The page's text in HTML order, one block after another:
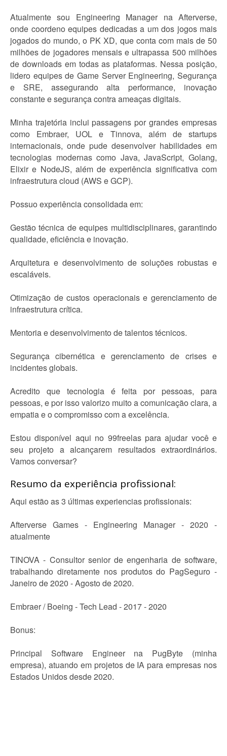
Atualmente sou Engineering Manager na Afterverse,
onde coordeno equipes dedicadas a um dos jogos mais
jogados do mundo, o PK XD, que conta com mais de 50
milhões de jogadores mensais e ultrapassa 500 milhões
de downloads em todas as plataformas. Nessa posição,
lidero equipes de Game Server Engineering, Segurança
e SRE, assegurando alta performance, inovação
constante e segurança contra ameaças digitais.
Minha trajetória inclui passagens por grandes empresas
como Embraer, UOL e Tinnova, além de startups
internacionais, onde pude desenvolver habilidades em
tecnologias modernas como Java, JavaScript, Golang,
Elixir e NodeJS, além de experiência significativa com
infraestrutura cloud (AWS e GCP).
Possuo experiência consolidada em:
Gestão técnica de equipes multidisciplinares, garantindo
qualidade, eficiência e inovação.
Arquitetura e desenvolvimento de soluções robustas e
escaláveis.
Otimização de custos operacionais e gerenciamento de
infraestrutura crítica.
Mentoria e desenvolvimento de talentos técnicos.
Segurança cibernética e gerenciamento de crises e
incidentes globais.
Acredito que tecnologia é feita por pessoas, para
pessoas, e por isso valorizo muito a comunicação clara, a
empatia e o compromisso com a excelência.
Estou disponível aqui no 99freelas para ajudar você e
seu projeto a alcançarem resultados extraordinários.
Vamos conversar?
Resumo da experiência profissional:
Aqui estão as 3 últimas experiencias profissionais:
Afterverse Games - Engineering Manager - 2020 -
atualmente
TINOVA - Consultor senior de engenharia de software,
trabalhando diretamente nos produtos do PagSeguro -
Janeiro de 2020 - Agosto de 2020.
Embraer / Boeing - Tech Lead - 2017 - 2020
Bonus:
Principal Software Engineer na PugByte (minha
empresa), atuando em projetos de IA para empresas nos
Estados Unidos desde 2020.